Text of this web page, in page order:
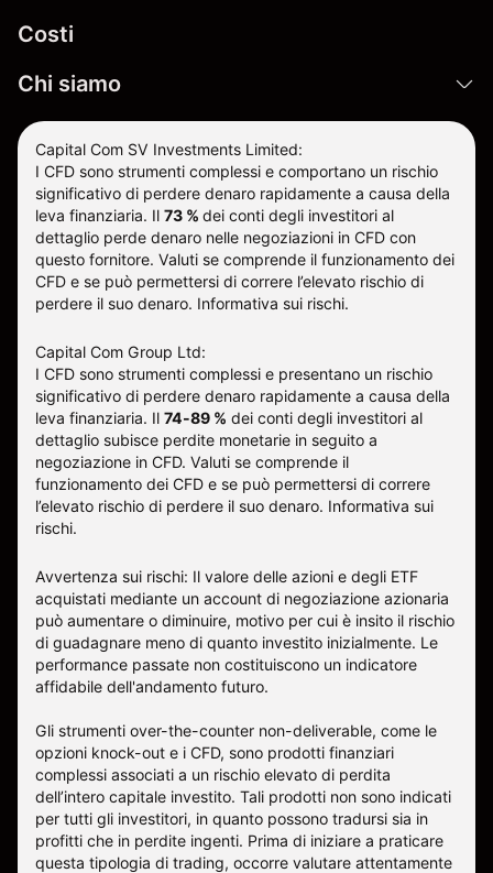
Costi
Chi siamo
Capital Com SV Investments Limited:
I CFD sono strumenti complessi e comportano un rischio
significativo di perdere denaro rapidamente a causa della
leva finanziaria. Il 73 % dei conti degli investitori al
dettaglio perde denaro nelle negoziazioni in CFD con
questo fornitore. Valuti se comprende il funzionamento dei
CFD e se può permettersi di correre l’elevato rischio di
perdere il suo denaro. Informativa sui rischi.
Capital Com Group Ltd:
I CFD sono strumenti complessi e presentano un rischio
significativo di perdere denaro rapidamente a causa della
leva finanziaria. Il 74-89 % dei conti degli investitori al
dettaglio subisce perdite monetarie in seguito a
negoziazione in CFD. Valuti se comprende il
funzionamento dei CFD e se può permettersi di correre
l’elevato rischio di perdere il suo denaro. Informativa sui
rischi.
Avvertenza sui rischi: Il valore delle azioni e degli ETF
acquistati mediante un account di negoziazione azionaria
può aumentare o diminuire, motivo per cui è insito il rischio
di guadagnare meno di quanto investito inizialmente. Le
performance passate non costituiscono un indicatore
affidabile dell'andamento futuro.
Gli strumenti over-the-counter non-deliverable, come le
opzioni knock-out e i CFD, sono prodotti finanziari
complessi associati a un rischio elevato di perdita
dell’intero capitale investito. Tali prodotti non sono indicati
per tutti gli investitori, in quanto possono tradursi sia in
profitti che in perdite ingenti. Prima di iniziare a praticare
questa tipologia di trading, occorre valutare attentamente